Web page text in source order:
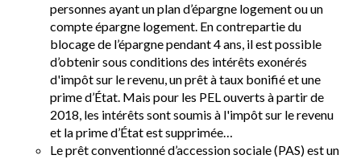
personnes ayant un plan d’épargne logement ou un
compte épargne logement. En contrepartie du
blocage de l’épargne pendant 4 ans, il est possible
d’obtenir sous conditions des intérêts exonérés
d'impôt sur le revenu, un prêt à taux bonifié et une
prime d’État. Mais pour les PEL ouverts à partir de
2018, les intérêts sont soumis à l'impôt sur le revenu
et la prime d’État est supprimée…
Le prêt conventionné d’accession sociale (PAS) est un